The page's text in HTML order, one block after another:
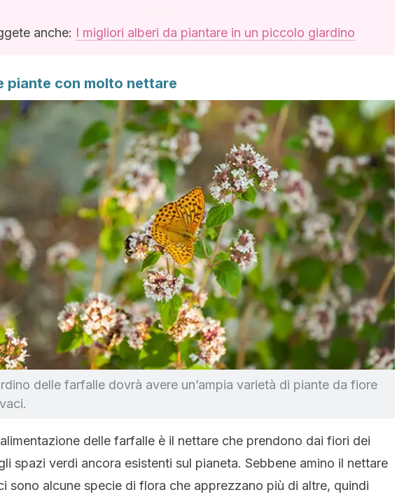
anche: I migliori alberi da piantare in un piccolo giardino
piante con molto nettare
delle farfalle dovrà avere un’ampia varietà di piante da fiore
delle farfalle è il nettare che prendono dai fiori dei
spazi verdi ancora esistenti sul pianeta. Sebbene amino il nettare
sono alcune specie di flora che apprezzano più di altre, quindi